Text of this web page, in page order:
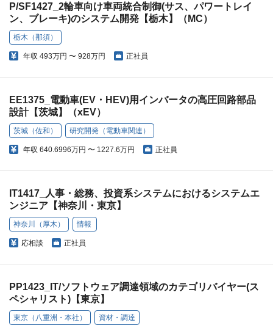
P/SF1427_2輪車向け車両統合制御(サス、パワートレイ
ン、ブレーキ)のシステム開発【栃木】（MC）
栃木（那須）
年収 493万円 〜 928万円 正社員
EE1375_電動車(EV・HEV)用インバータの高圧回路部品
設計【茨城】（xEV）
茨城（佐和） 研究開発（電動車関連）
年収 640.6996万円 〜 1227.6万円 正社員
IT1417_人事・総務、投資系システムにおけるシステムエ
ンジニア【神奈川・東京】
神奈川（厚木） 情報
応相談 正社員
PP1423_IT/ソフトウェア調達領域のカテゴリバイヤー(ス
ペシャリスト)【東京】
東京（八重洲・本社） 資材・調達